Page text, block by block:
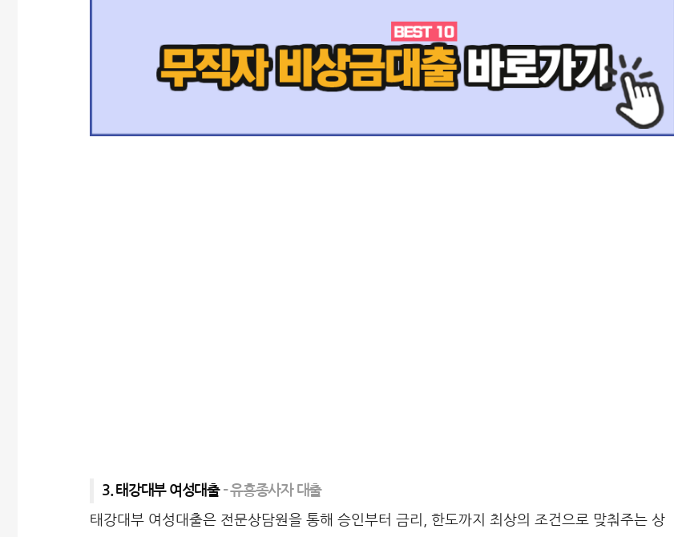
3. 태강대부 여성대출– 유흥종사자 대출
태강대부 여성대출은 전문상담원을 통해 승인부터 금리, 한도까지 최상의 조건으로 맞춰주는 상